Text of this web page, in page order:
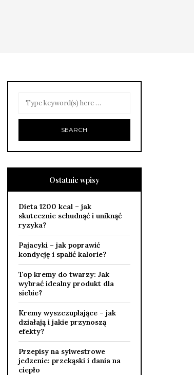
Ostatnie wpisy
Dieta 1200 kcal – jak
skutecznie schudnąć i uniknąć
ryzyka?
Pajacyki – jak poprawić
kondycję i spalić kalorie?
Top kremy do twarzy: Jak
wybrać idealny produkt dla
siebie?
Kremy wyszczuplające – jak
działają i jakie przynoszą
efekty?
Przepisy na sylwestrowe
jedzenie: przekąski i dania na
ciepło